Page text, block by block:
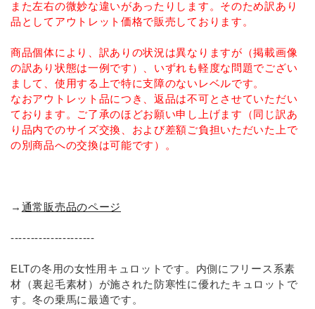
特定商取引法について
ACCOUNT MENU
ようこそ ゲスト 様
meeting_room ログイン person 新規会員登録
また左右の微妙な違いがあったりします。そのため訳あり
品としてアウトレット価格で販売しております。
商品個体により、訳ありの状況は異なりますが（掲載画像
の訳あり状態は一例です）、いずれも軽度な問題でござい
まして、使用する上で特に支障のないレベルです。
なおアウトレット品につき、返品は不可とさせていただい
ております。ご了承のほどお願い申し上げます（同じ訳あ
り品内でのサイズ交換、および差額ご負担いただいた上で
の別商品への交換は可能です）。
→ 通常販売品のページ
---------------------
ELTの冬用の女性用キュロットです。内側にフリース系素
材（裏起毛素材）が施された防寒性に優れたキュロットで
す。冬の乗馬に最適です。